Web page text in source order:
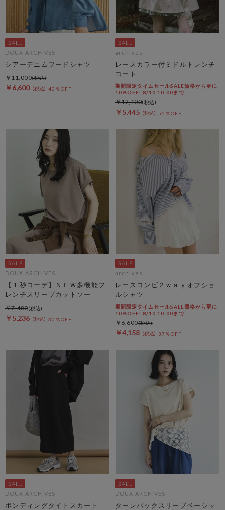
DOUX ARCHIVES
シアーデニムフードシャツ
￥6,600 40％OFF
￥11,000
archives
レースカラー付ミドルトレンチ
コート
期間限定タイムセールSALE価格から更に
10%OFF! 8/10 10:00まで
￥5,445 55％OFF
￥12,100
DOUX ARCHIVES
【１秒コーデ】ＮＥＷ多機能フ
レンチスリーブカットソー
￥5,236 30％OFF
￥7,480
archives
レースコンビ２ｗａｙオフショ
ルシャツ
期間限定タイムセールSALE価格から更に
10%OFF! 8/10 10:00まで
￥4,158 37％OFF
￥6,600
DOUX ARCHIVES
ボンディングタイトスカート
DOUX ARCHIVES
ターンバックスリーブベーシッ